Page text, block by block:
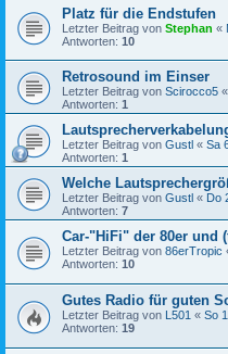
Platz für die Endstufen
Letzter Beitrag von Stephan «
Antworten: 10
Retrosound im Einser
Letzter Beitrag von Scirocco5 «
Antworten: 1
Letzter Beitrag von Gustl « Sa
Antworten: 1
Welche
Letzter Beitrag von Gustl « Do
Antworten: 7
Car-"HiFi" der 80er und
Letzter Beitrag von 86erTropic
Antworten: 10
Gutes Radio für guten
Letzter Beitrag von L501 « So
Antworten: 19